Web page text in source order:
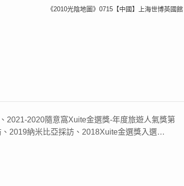
《2010光陰地圖》0715【中國】上海世博英國館
2021-2020隨意窩Xuite金選獎-年度旅遊人氣獎第
2019納米比亞採訪、2018Xuite金選獎入選…